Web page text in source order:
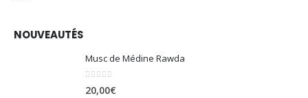
NOUVEAUTÉS
Musc de Médine Rawda
20,00€